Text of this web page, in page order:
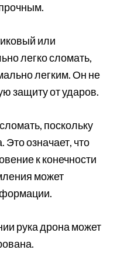
или
легко сломать,
легким. Он не
защиту от ударов.
поскольку
Это означает, что
к конечности
может
рука дрона может